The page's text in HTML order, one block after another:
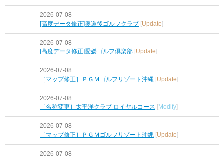
2026-07-08
[高度データ修正]奥道後ゴルフクラブ [Update]
2026-07-08
[高度データ修正]愛媛ゴルフ倶楽部 Update
2026-07-08
［マップ修正］ＰＧＭゴルフリゾート沖縄 [Update]
2026-07-08
［名称変更］太平洋クラブ ロイヤルコース [Modify]
2026-07-08
［マップ修正］ＰＧＭゴルフリゾート沖縄 [Update]
2026-07-08